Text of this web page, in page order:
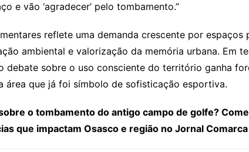
e vão ‘agradecer’ pelo tombamento.”
reflete uma demanda crescente por espaços
ambiental e valorização da memória urbana. Em
debate sobre o uso consciente do território ganha
área que já foi símbolo de sofisticação esportiva.
o tombamento do antigo campo de golfe?
que impactam Osasco e região no Jornal